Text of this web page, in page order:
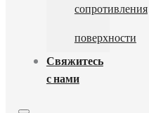
сопротивления
поверхности
Свяжитесь
с нами